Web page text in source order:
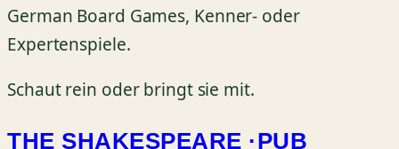
German Board Games, Kenner- oder
Expertenspiele.
Schaut rein oder bringt sie mit.
THE SHAKESPEARE ·PUB